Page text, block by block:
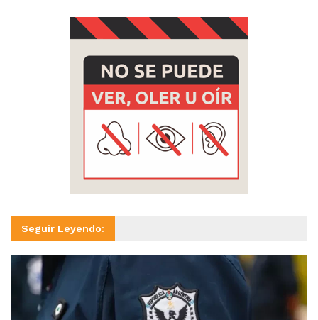
Seguir Leyendo: